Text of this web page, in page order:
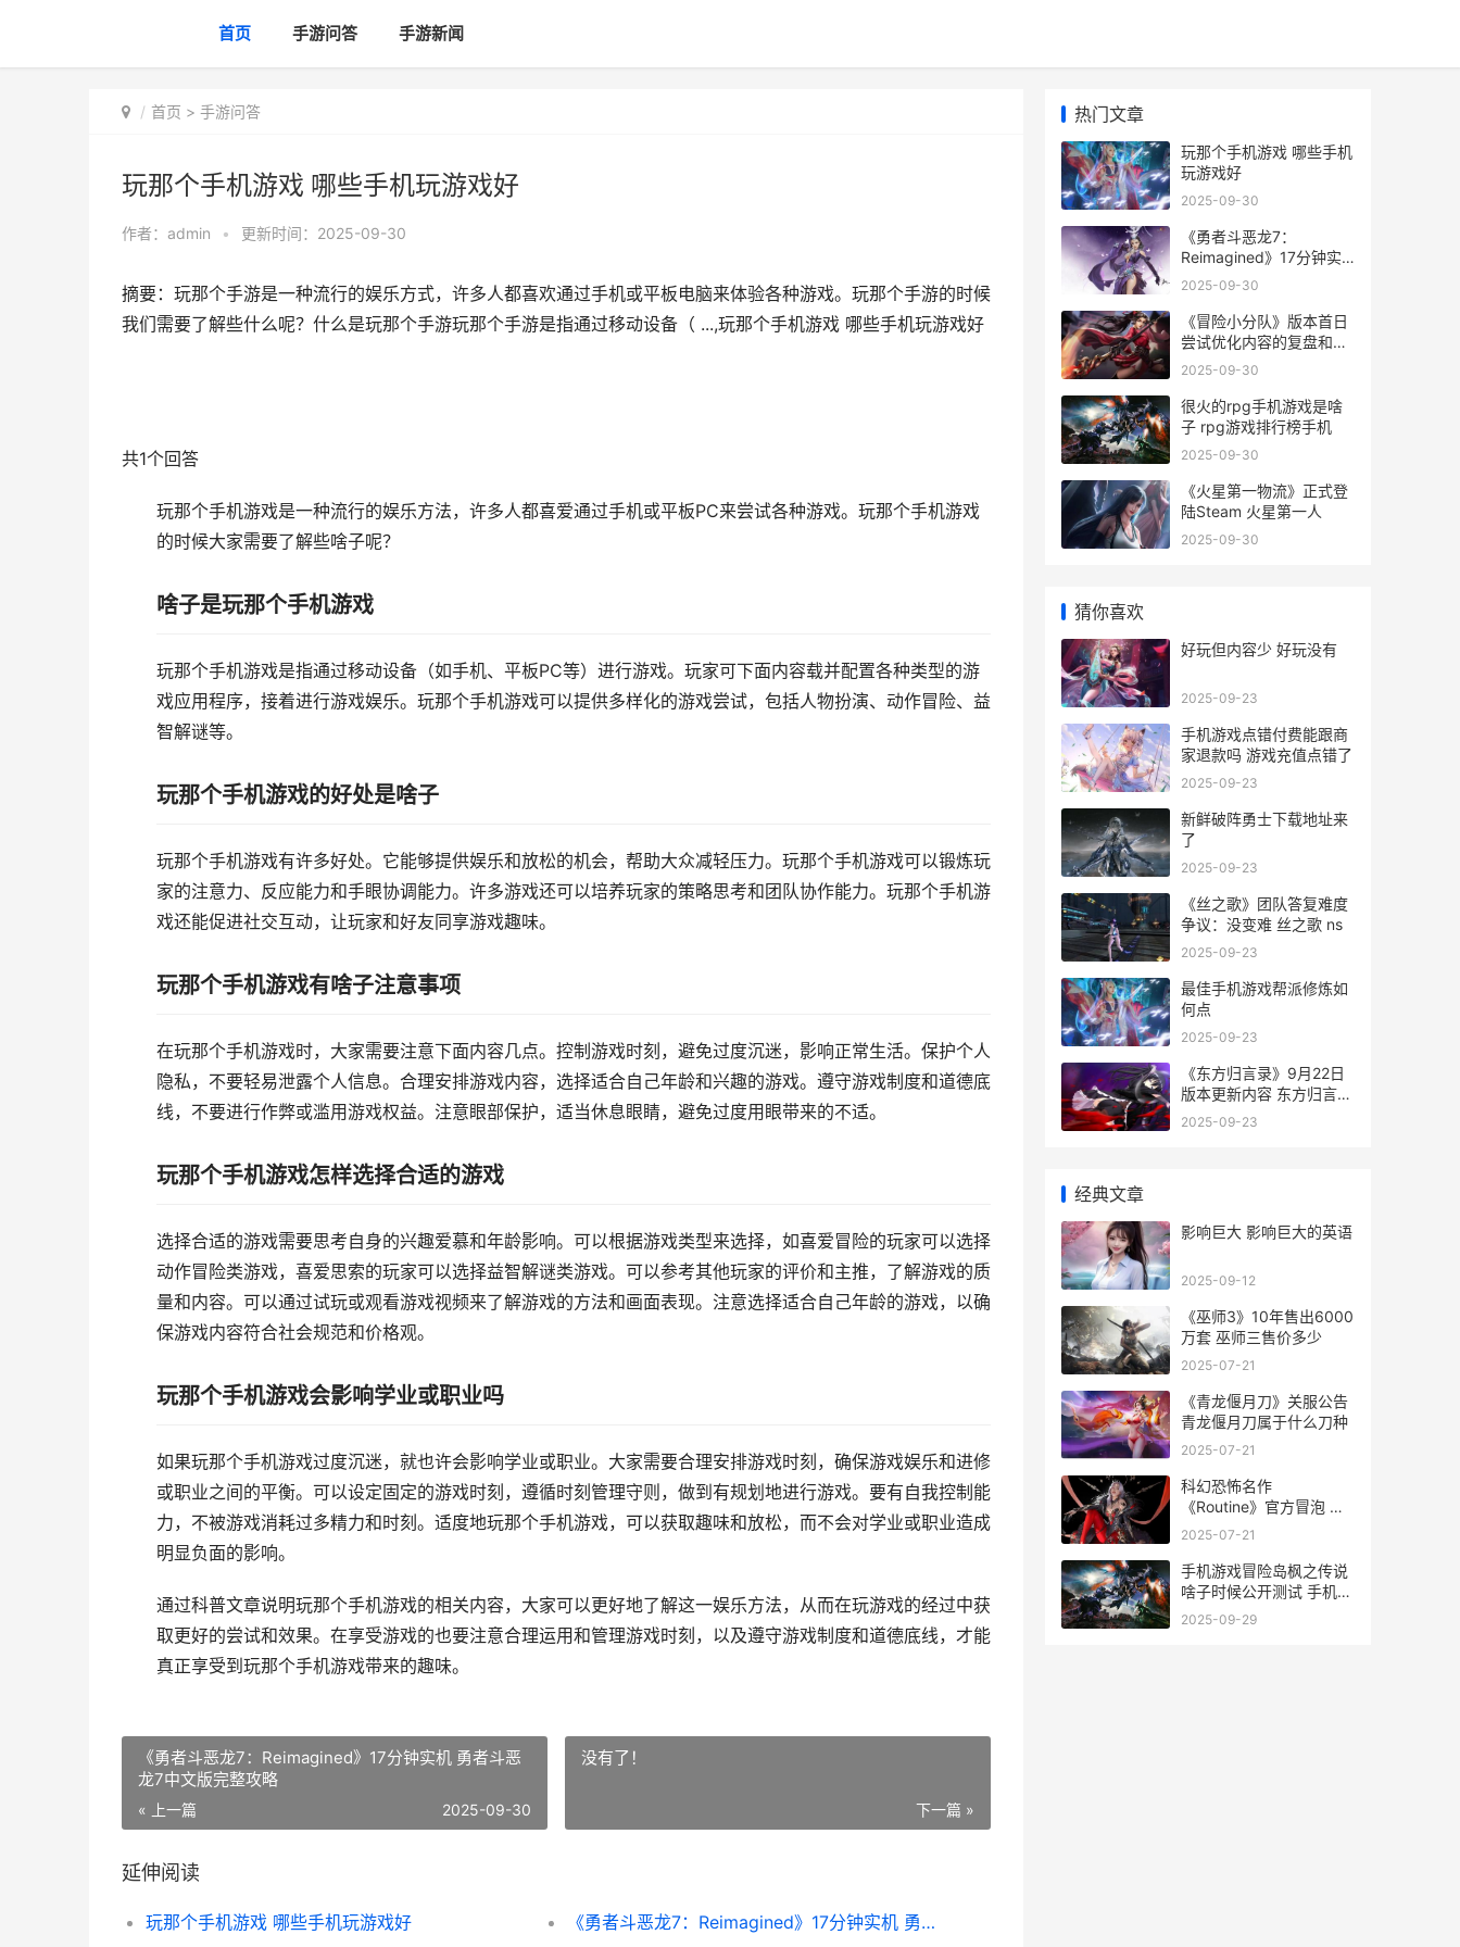
首页 手游问答 手游新闻
首页 > 手游问答
玩那个手机游戏 哪些手机玩游戏好
作者： admin • 更新时间：2025-09-30
摘要：玩那个手游是一种流行的娱乐方式，许多人都喜欢通过手机或平板电脑来体验各种游戏。玩那个手游的时候
我们需要了解些什么呢？什么是玩那个手游玩那个手游是指通过移动设备（ ...,玩那个手机游戏 哪些手机玩游戏好
共1个回答
玩那个手机游戏是一种流行的娱乐方法，许多人都喜爱通过手机或平板PC来尝试各种游戏。玩那个手机游戏
的时候大家需要了解些啥子呢？
啥子是玩那个手机游戏
玩那个手机游戏是指通过移动设备（如手机、平板PC等）进行游戏。玩家可下面内容载并配置各种类型的游
戏应用程序，接着进行游戏娱乐。玩那个手机游戏可以提供多样化的游戏尝试，包括人物扮演、动作冒险、益
智解谜等。
玩那个手机游戏的好处是啥子
玩那个手机游戏有许多好处。它能够提供娱乐和放松的机会，帮助大众减轻压力。玩那个手机游戏可以锻炼玩
家的注意力、反应能力和手眼协调能力。许多游戏还可以培养玩家的策略思考和团队协作能力。玩那个手机游
戏还能促进社交互动，让玩家和好友同享游戏趣味。
玩那个手机游戏有啥子注意事项
在玩那个手机游戏时，大家需要注意下面内容几点。控制游戏时刻，避免过度沉迷，影响正常生活。保护个人
隐私，不要轻易泄露个人信息。合理安排游戏内容，选择适合自己年龄和兴趣的游戏。遵守游戏制度和道德底
线，不要进行作弊或滥用游戏权益。注意眼部保护，适当休息眼睛，避免过度用眼带来的不适。
玩那个手机游戏怎样选择合适的游戏
选择合适的游戏需要思考自身的兴趣爱慕和年龄影响。可以根据游戏类型来选择，如喜爱冒险的玩家可以选择
动作冒险类游戏，喜爱思索的玩家可以选择益智解谜类游戏。可以参考其他玩家的评价和主推，了解游戏的质
量和内容。可以通过试玩或观看游戏视频来了解游戏的方法和画面表现。注意选择适合自己年龄的游戏，以确
保游戏内容符合社会规范和价格观。
玩那个手机游戏会影响学业或职业吗
如果玩那个手机游戏过度沉迷，就也许会影响学业或职业。大家需要合理安排游戏时刻，确保游戏娱乐和进修
或职业之间的平衡。可以设定固定的游戏时刻，遵循时刻管理守则，做到有规划地进行游戏。要有自我控制能
力，不被游戏消耗过多精力和时刻。适度地玩那个手机游戏，可以获取趣味和放松，而不会对学业或职业造成
明显负面的影响。
通过科普文章说明玩那个手机游戏的相关内容，大家可以更好地了解这一娱乐方法，从而在玩游戏的经过中获
取更好的尝试和效果。在享受游戏的也要注意合理运用和管理游戏时刻，以及遵守游戏制度和道德底线，才能
真正享受到玩那个手机游戏带来的趣味。
《勇者斗恶龙7：Reimagined》17分钟实机 勇者斗恶
龙7中文版完整攻略
« 上一篇 2025-09-30
没有了！
下一篇 »
延伸阅读
玩那个手机游戏 哪些手机玩游戏好
《勇者斗恶龙7：Reimagined》17分钟实机 勇者斗恶龙7中文版完整攻略
热门文章
玩那个手机游戏 哪些手机
玩游戏好
2025-09-30
《勇者斗恶龙7：
Reimagined》17分钟实
机 勇者斗恶龙7中文版完
2025-09-30
《冒险小分队》版本首日
尝试优化内容的复盘和说
明 冒险小分队反和谐补丁
2025-09-30
很火的rpg手机游戏是啥
子 rpg游戏排行榜手机
2025-09-30
《火星第一物流》正式登
陆Steam 火星第一人
2025-09-30
猜你喜欢
好玩但内容少 好玩没有
2025-09-23
手机游戏点错付费能跟商
家退款吗 游戏充值点错了
2025-09-23
新鲜破阵勇士下载地址来
了
2025-09-23
《丝之歌》团队答复难度
争议：没变难 丝之歌 ns
2025-09-23
最佳手机游戏帮派修炼如
何点
2025-09-23
《东方归言录》9月22日
版本更新内容 东方归言录
破解版
2025-09-23
经典文章
影响巨大 影响巨大的英语
2025-09-12
《巫师3》10年售出6000
万套 巫师三售价多少
2025-07-21
《青龙偃月刀》关服公告
青龙偃月刀属于什么刀种
2025-07-21
科幻恐怖名作
《Routine》官方冒泡 科
幻恐怖文学
2025-07-21
手机游戏冒险岛枫之传说
啥子时候公开测试 手机游
戏冒险岛有点卡怎么办
2025-09-29